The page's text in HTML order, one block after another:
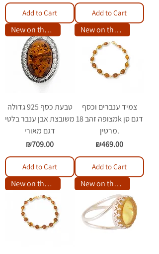
Add to Cart Add to Cart
New on the site
טבעת כסף 925 גדולה
משובצת אבן ענבר בלטי
דגם מאורי
Price
₪709.00
Add to Cart
New on the site
צמיד ענברים וכסף
מצופה זהב 18k דגם סן
מרטין.
Price
₪469.00
Add to Cart
New on the site New on the site